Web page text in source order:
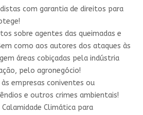
com garantia de direitos para
sobre agentes das queimadas e
como aos autores dos ataques às
áreas cobiçadas pela indústria
pelo agronegócio!
às empresas coniventes ou
e outros crimes ambientais!
Climática para